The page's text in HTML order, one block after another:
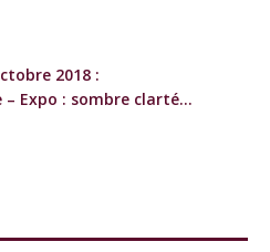
2018 :
– Expo : sombre clarté